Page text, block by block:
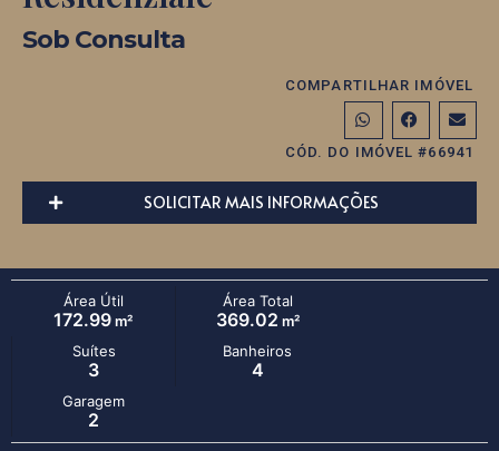
Sob Consulta
COMPARTILHAR IMÓVEL
CÓD. DO IMÓVEL #66941
SOLICITAR MAIS INFORMAÇÕES
Área Útil
172.99 m²
Área Total
369.02 m²
Suítes
3
Banheiros
4
Garagem
2